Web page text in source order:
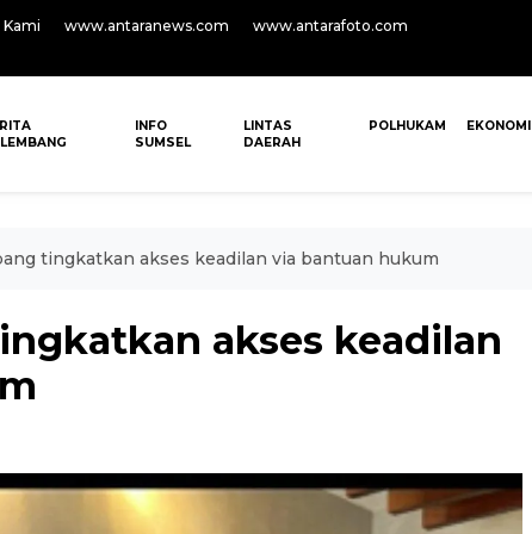
www.antaranews.com
www.antarafoto.com
INFO
SUMSEL
LINTAS
DAERAH
POLHUKAM EKONOMI
tingkatkan akses keadilan via bantuan hukum
akses keadilan